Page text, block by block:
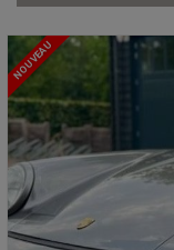
NOUVEAU